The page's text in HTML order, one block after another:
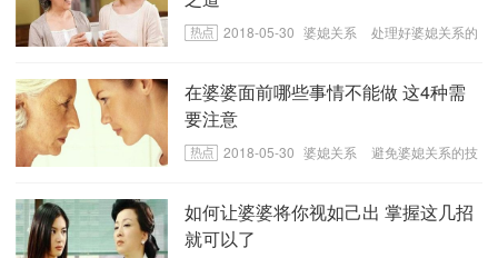
2018-05-30 婆媳关系
处理好婆媳关系的
在婆婆面前哪些事情不能做 这4种需
要注意
2018-05-30 婆媳关系
避免婆媳关系的技
如何让婆婆将你视如己出 掌握这几招
就可以了